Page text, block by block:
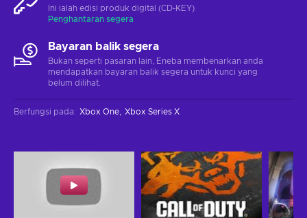
Ini ialah edisi produk digital (CD-KEY)
Penghantaran segera
Bayaran balik segera
Bukan seperti pasaran lain, Eneba membenarkan anda
mendapatkan bayaran balik segera untuk kunci yang
belum dilihat.
Berfungsi pada: Xbox One Xbox Series X